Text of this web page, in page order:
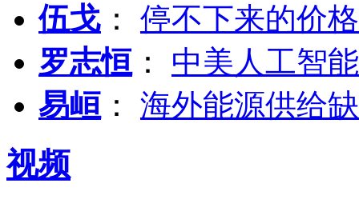
伍戈 ： 停不下来的价
罗志恒 ： 中美人工智
易峘 ： 海外能源供给
视频